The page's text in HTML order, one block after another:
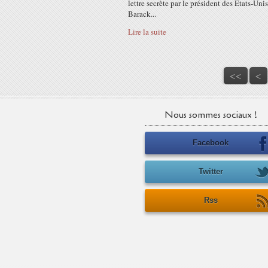
lettre secrète par le président des Etats-
Barack...
Lire la suite
<< <
Nous sommes sociaux !
Facebook
Twitter
Rss